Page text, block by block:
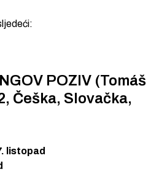
POZIV (Tomáš
Češka, Slovačka,
listopad